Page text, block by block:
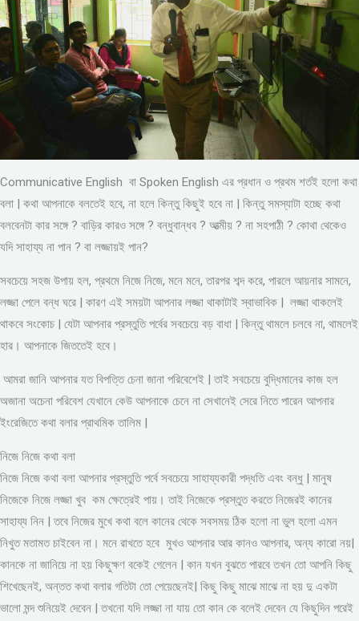
Communicative English বা Spoken English এর প্রধান ও প্রথম শর্তই হলো কথা
বলা | কথা আপনাকে বলতেই হবে, না হলে কিন্তু কিছুই হবে না | কিন্তু সমস্যাটা হচ্ছে কথা
বলবেনটা কার সঙ্গে ? বাড়ির কারও সঙ্গে ? বন্ধুবান্ধব ? আত্মীয় ? না সহপাঠী ? কোথা থেকেও
যদি সাহায্য না পান ? বা লজ্জায়ই পান?
সবচেয়ে সহজ উপায় হল, প্রথমে নিজে নিজে, মনে মনে, তারপর শব্দ করে, পারলে আয়নার সামনে,
লজ্জা পেলে বন্ধ ঘরে | কারণ এই সময়টা আপনার লজ্জা থাকাটাই স্বাভাবিক | লজ্জা থাকলেই
থাকবে সংকোচ | যেটা আপনার প্রস্তুতি পর্বের সবচেয়ে বড় বাধা | কিন্তু থামলে চলবে না, থামলেই
হার। আপনাকে জিততেই হবে।
আমরা জানি আপনার যত বিপত্তি চেনা জানা পরিবেশেই | তাই সবচেয়ে বুদ্ধিমানের কাজ হল
অজানা অচেনা পরিবেশ যেখানে কেউ আপনাকে চেনে না সেখানেই সেরে নিতে পারেন আপনার
ইংরেজিতে কথা বলার প্রাথমিক তালিম |
নিজে নিজে কথা বলা
নিজে নিজে কথা বলা আপনার প্রস্তুতি পর্বে সবচেয়ে সাহায্যকারী পদ্ধতি এবং বন্ধু | মানুষ
নিজেকে নিজে লজ্জা খুব কম ক্ষেত্রেই পায়। তাই নিজেকে প্রস্তুত করতে নিজেরই কানের
সাহায্য নিন | তবে নিজের মুখে কথা বলে কানের থেকে সবসময় ঠিক হলো না ভুল হলো এমন
নিখুত মতামত চাইবেন না। মনে রাখতে হবে মুখও আপনার আর কানও আপনার, অন্য কারো নয়|
কানকে না জানিয়ে না হয় কিছুক্ষণ বকেই গেলেন | কান যখন বুঝতে পারবে তখন তো আপনি কিছু
শিখেছেনই, অন্তত কথা বলার গতিটা তো পেয়েছেনই| কিছু কিছু মাঝে মাঝে না হয় দু একটা
ভালো মন্দ শুনিয়েই দেবেন | তখনো যদি লজ্জা না যায় তো কান কে বলেই দেবেন যে কিছুদিন পরেই